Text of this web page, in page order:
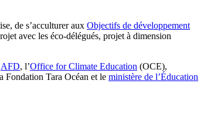
de s’acculturer aux Objectifs de développement
avec les éco-délégués, projet à dimension
AFD, l’Office for Climate Education (OCE),
Fondation Tara Océan et le ministère de l’Éducation